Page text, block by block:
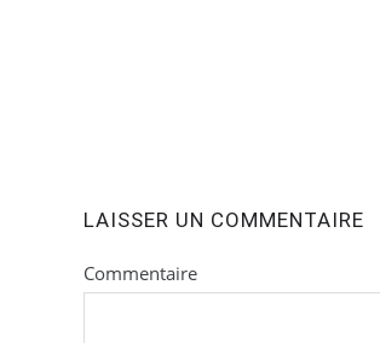
LAISSER UN COMMENTAIRE
Commentaire